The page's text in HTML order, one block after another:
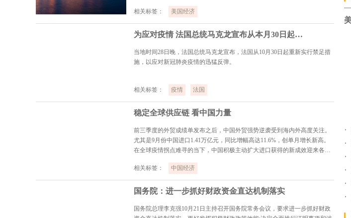
相关标签： 美国经济
为应对疫情 法国总统马克龙宣布从本月30日起法国全境再度封城
当地时间28日晚，法国总统马克龙宣布，法国从10月30日起重新实行禁足措
施，以应对新冠肺炎疫情的迅猛反弹。
相关标签： 疫情 法国
稳定全球供应链 看中国力量
前三季度的外贸成绩单发布之后，中国外贸强势逆袭受到海内外高度关注。
尤其是9月份中国进口1.41万亿元，同比增幅高达11.6%，创单月增长新高。
在全球疫情拐点难寻的当下，中国积极主动扩大进口获得的新成效迎来各方
相关标签：
中国经济
国务院：进一步抓好财政资金直达机制落实
国务院总理李克强10月21日主持召开国务院常务会议，要求进一步抓好财政